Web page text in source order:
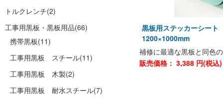
トルクレンチ(2)
工事用黒板・黒板用品(66)
携帯黒板(11)
工事用黒板 スチール(11)
工事用黒板 木製(2)
工事用黒板 耐水スチール(7)
黒板用ステッカーシ
1200×1000mm
補修に最適な黒板と同色
販売価格： 3,388 円(税